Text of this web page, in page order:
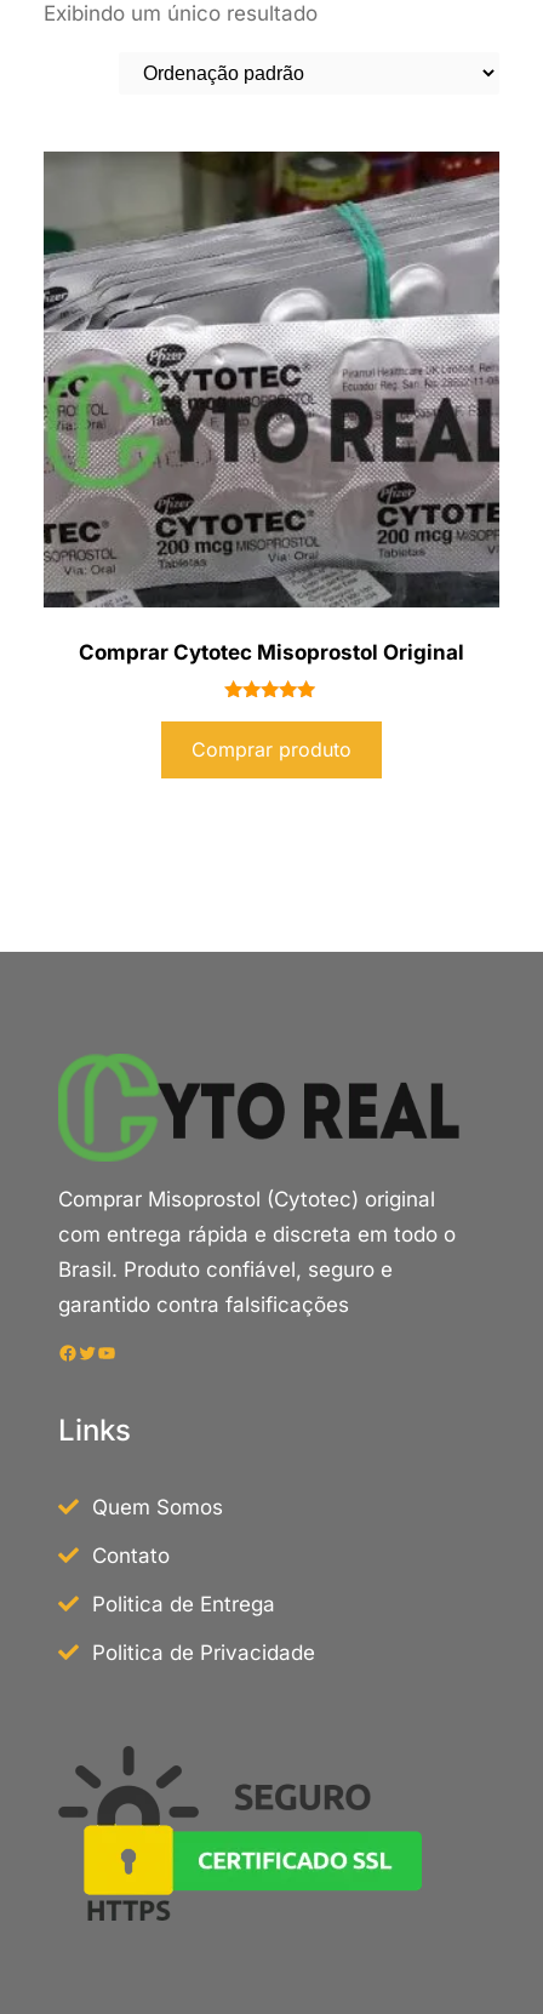
Exibindo um único resultado
Comprar Cytotec Misoprostol Original
de 5
Comprar produto
Comprar Misoprostol (Cytotec) original
com entrega rápida e discreta em todo o
Brasil. Produto confiável, seguro e
garantido contra falsificações
Facebook Twitter Youtube
Links
Quem Somos
Contato
Politica de Entrega
Politica de Privacidade